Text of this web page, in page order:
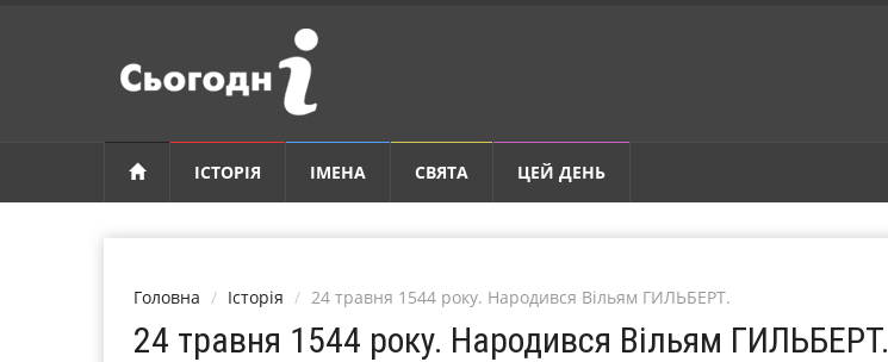
ІСТОРІЯ ІМЕНА СВЯТА ЦЕЙ ДЕНЬ
Головна Історія 24 травня 1544 року. Народився Вільям ГИЛЬБЕРТ.
24 травня 1544 року. Народився Вільям ГИЛЬБЕРТ.